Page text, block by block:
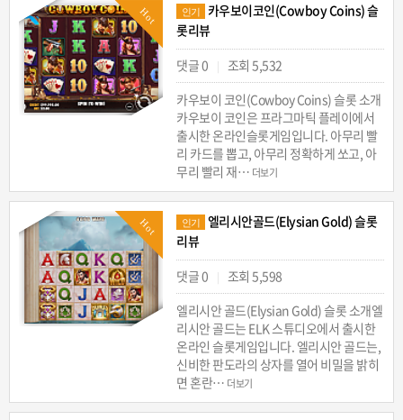
Hot 인기
카우보이코인(Cowboy Coins) 슬
롯리뷰
댓글 0
| 조회 5,532
카우보이 코인(Cowboy Coins) 슬롯 소개
카우보이 코인은 프라그마틱 플레이에서
출시한 온라인슬롯게임입니다. 아무리 빨
리 카드를 뽑고, 아무리 정확하게 쏘고, 아
무리 빨리 재… 더보기
Hot 인기
엘리시안골드(Elysian Gold) 슬롯
리뷰
댓글 0
| 조회 5,598
엘리시안 골드(Elysian Gold) 슬롯 소개엘
리시안 골드는 ELK 스튜디오에서 출시한
온라인 슬롯게임입니다. 엘리시안 골드는,
신비한 판도라의 상자를 열어 비밀을 밝히
면 혼란… 더보기